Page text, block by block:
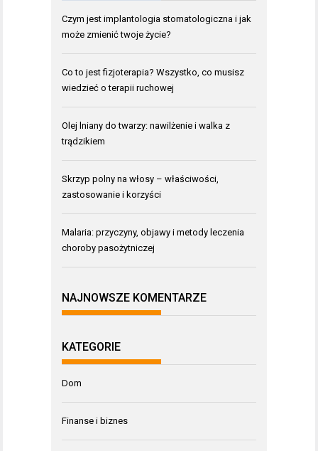
Czym jest implantologia stomatologiczna i jak
może zmienić twoje życie?
Co to jest fizjoterapia? Wszystko, co musisz
wiedzieć o terapii ruchowej
Olej lniany do twarzy: nawilżenie i walka z
trądzikiem
Skrzyp polny na włosy – właściwości,
zastosowanie i korzyści
Malaria: przyczyny, objawy i metody leczenia
choroby pasożytniczej
NAJNOWSZE KOMENTARZE
KATEGORIE
Dom
Finanse i biznes